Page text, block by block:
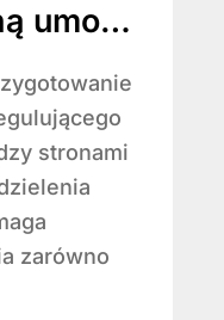
umowę
stronami
zarówno